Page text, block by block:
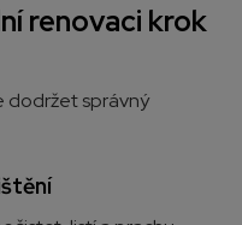
renovaci krok
dodržet správný